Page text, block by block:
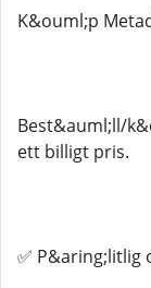
K&ouml;p
Best&auml;ll/
ett billigt pris.
✅ P&aring;litlig